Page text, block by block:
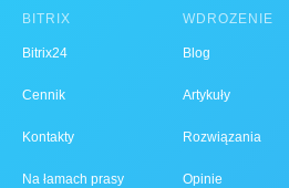
BITRIX
Bitrix24
Cennik
Kontakty
Na łamach prasy
WDROŻENIE
Blog
Artykuły
Rozwiązania
Opinie